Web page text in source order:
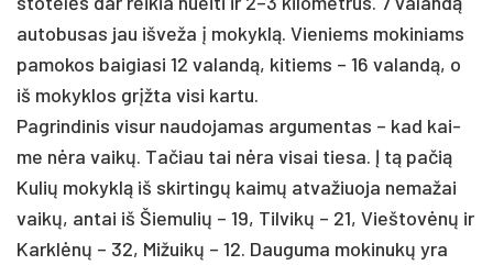
au­to­bu­sas jau iš­ve­ža į mo­kyklą. Vie­niems mo­ki­niams
pa­mo­kos bai­gia­si 12 va­landą, ki­tiems – 16 va­landą, o
iš mo­kyk­los grįžta vi­si kar­tu.
Pag­rin­di­nis vi­sur nau­do­ja­mas ar­gu­men­tas – kad kai­
me nėra vaikų. Ta­čiau tai nėra vi­sai tie­sa. Į tą pa­čią
Ku­lių mo­kyklą iš skir­tingų kaimų at­va­žiuo­ja ne­ma­žai
vaikų, an­tai iš Šie­mu­lių – 19, Til­vikų – 21, Vieš­tovėnų ir
Karklėnų – 32, Mi­žuikų – 12. Dau­gu­ma mo­ki­nukų yra